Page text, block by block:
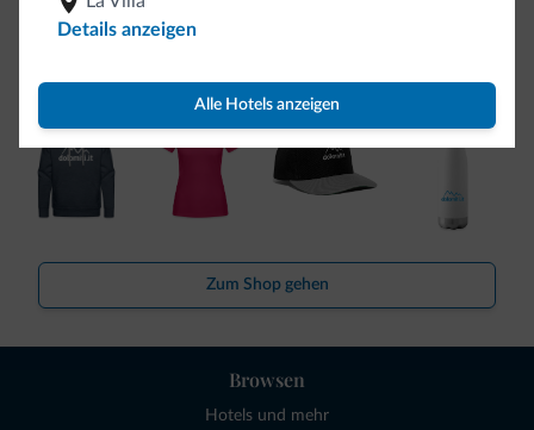
Details anzeigen
Alle Hotels anzeigen
So viele von Ihnen haben uns gefragt. Die neue Kollektion
Zum Shop gehen
Browsen
Hotels und mehr